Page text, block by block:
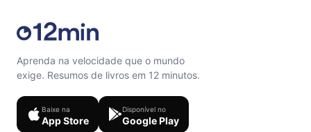
Aprenda na velocidade que o mundo
exige. Resumos de livros em 12 minutos.
Baixe na
App Store
Disponível no
Google Play